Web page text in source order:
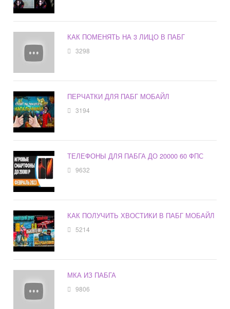
КАК ПОМЕНЯТЬ НА 3 ЛИЦО В ПАБГ
3298
ПЕРЧАТКИ ДЛЯ ПАБГ МОБАЙЛ
3194
ТЕЛЕФОНЫ ДЛЯ ПАБГА ДО 20000 60 ФПС
9632
КАК ПОЛУЧИТЬ ХВОСТИКИ В ПАБГ МОБАЙЛ
5214
МКА ИЗ ПАБГА
9806